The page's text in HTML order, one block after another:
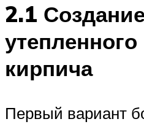
2.1
кирпича
Первый вариант